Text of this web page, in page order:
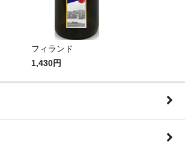
フィランド
1,430円